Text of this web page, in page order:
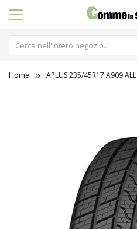
Home APLUS 235/45R17 A909